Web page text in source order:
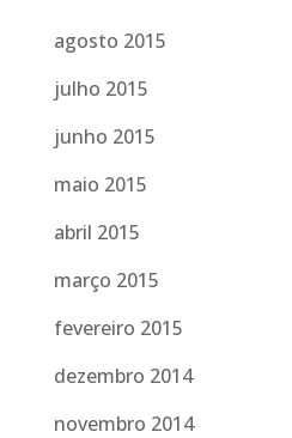
agosto 2015
julho 2015
junho 2015
maio 2015
abril 2015
março 2015
fevereiro 2015
dezembro 2014
novembro 2014